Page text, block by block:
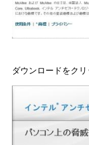
ダウンロードをク